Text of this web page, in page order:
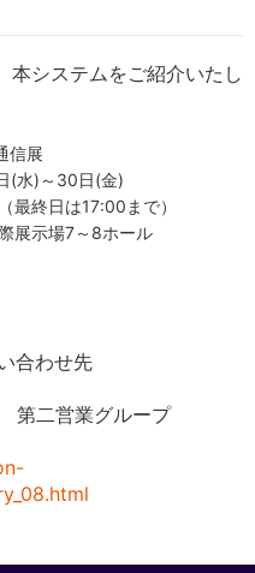
本システムをご紹介いたし
展
)～30日(金)
日は17:00まで）
場7～8ホール
合わせ先
二営業グループ